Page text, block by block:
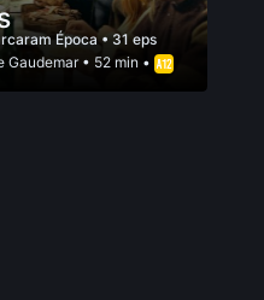
Época• 31 eps
Gaudemar• 52 min •